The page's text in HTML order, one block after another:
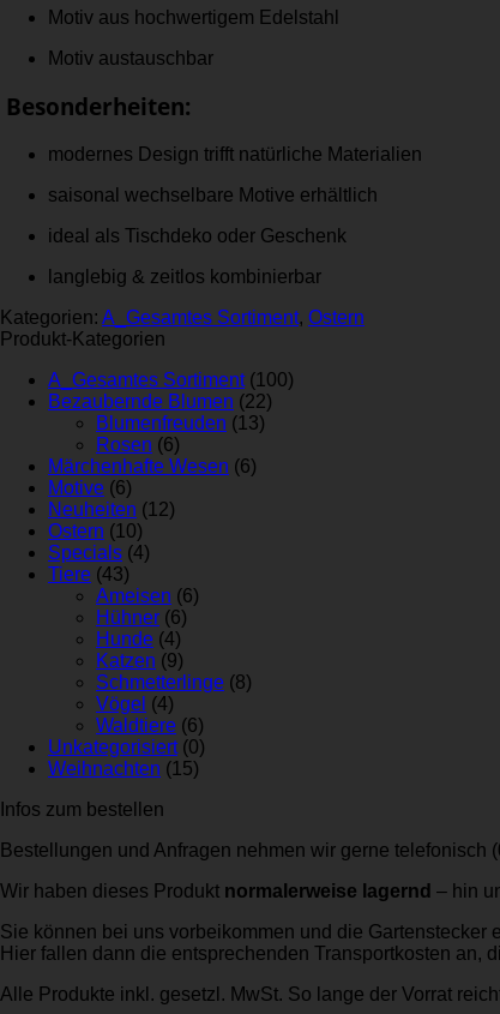
Motiv aus hochwertigem Edelstahl
Motiv austauschbar
Besonderheiten:
modernes Design trifft natürliche Materialien
saisonal wechselbare Motive erhältlich
ideal als Tischdeko oder Geschenk
langlebig & zeitlos kombinierbar
Kategorien: A_Gesamtes Sortiment, Ostern
Produkt-Kategorien
A_Gesamtes Sortiment (100)
Bezaubernde Blumen (22)
Blumenfreuden (13)
Rosen (6)
Märchenhafte Wesen (6)
Motive (6)
Neuheiten (12)
Ostern (10)
Specials (4)
Tiere (43)
Ameisen (6)
Hühner (6)
Hunde (4)
Katzen (9)
Schmetterlinge (8)
Vögel (4)
Waldtiere (6)
Unkategorisiert (0)
Weihnachten (15)
Infos zum bestellen
Bestellungen und Anfragen nehmen wir gerne
Wir haben dieses Produkt normalerweise lagernd – hin
Sie können bei uns vorbeikommen und die Gartenstecker
Hier fallen dann die entsprechenden Transportkosten an,
Alle Produkte inkl. gesetzl. MwSt. So lange der Vorrat